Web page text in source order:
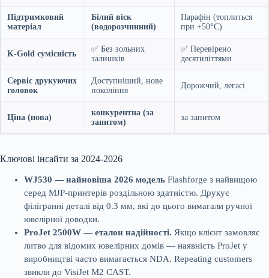
Підтримковий
матеріал
Білий віск
(водорозчинний)
Парафін (топлиться
при +50°C)
K-Gold сумісність
✅ Без зольних
залишків
✅ Перевірено
десятиліттями
Сервіс друкуючих
головок
Доступніший, нове
покоління
Дорожчий, легасі
Ціна (нова)
конкурентна (за
запитом)
за запитом
Ключові інсайти за 2024-2026
WJ530 — найновіша 2026 модель Flashforge з найвищою
серед MJP-принтерів роздільною здатністю. Друкує
філігранні деталі від 0.3 мм, які до цього вимагали ручної
ювелірної доводки.
ProJet 2500W — еталон надійності. Якщо клієнт замовляє
литво для відомих ювелірних домів — наявність ProJet у
виробництві часто вимагається NDA. Repeating customers
звикли до VisiJet M2 CAST.